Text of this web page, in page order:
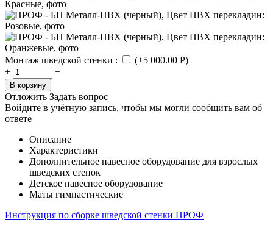
Монтаж шведской стенки : (+5 000.00 Р)
+
−
В корзину
Отложить Задать вопрос
Войдите в учётную запись, чтобы мы могли сообщить вам об
ответе
Описание
Характеристики
Дополнительное навесное оборудование для взрослых
шведских стенок
Детское навесное оборудование
Маты гимнастические
Инструкция по сборке шведской стенки ПРОФ